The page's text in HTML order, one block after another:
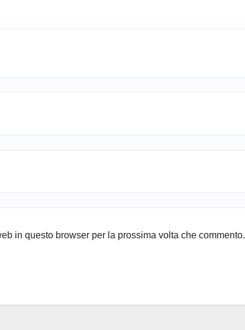
in questo browser per la prossima volta che commento.